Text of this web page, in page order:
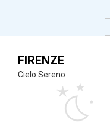
FIRENZE
Cielo Sereno